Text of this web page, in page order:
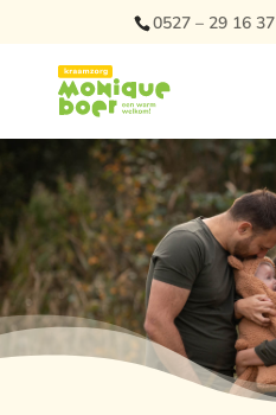
0527 – 29 16 37